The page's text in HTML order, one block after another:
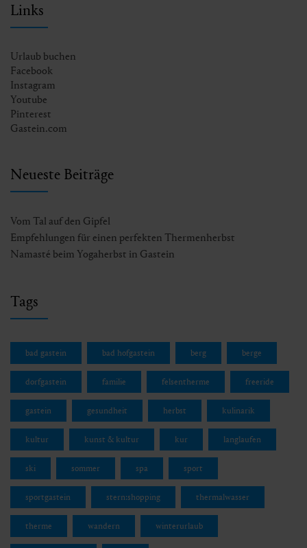
Links
Urlaub buchen
Facebook
Instagram
Youtube
Pinterest
Gastein.com
Neueste Beiträge
Vom Tal auf den Gipfel
Empfehlungen für einen perfekten Thermenherbst
Namasté beim Yogaherbst in Gastein
Tags
bad gastein bad hofgastein berg berge
dorfgastein familie felsentherme freeride
gastein gesundheit herbst kulinarik
kultur kunst & kultur kur langlaufen
ski sommer spa sport
sportgastein stern:shopping thermalwasser
therme wandern winterurlaub